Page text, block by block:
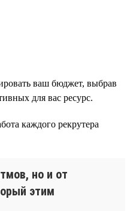
ваш бюджет, выбрав
для вас ресурс.
каждого рекрутера
но и от
этим